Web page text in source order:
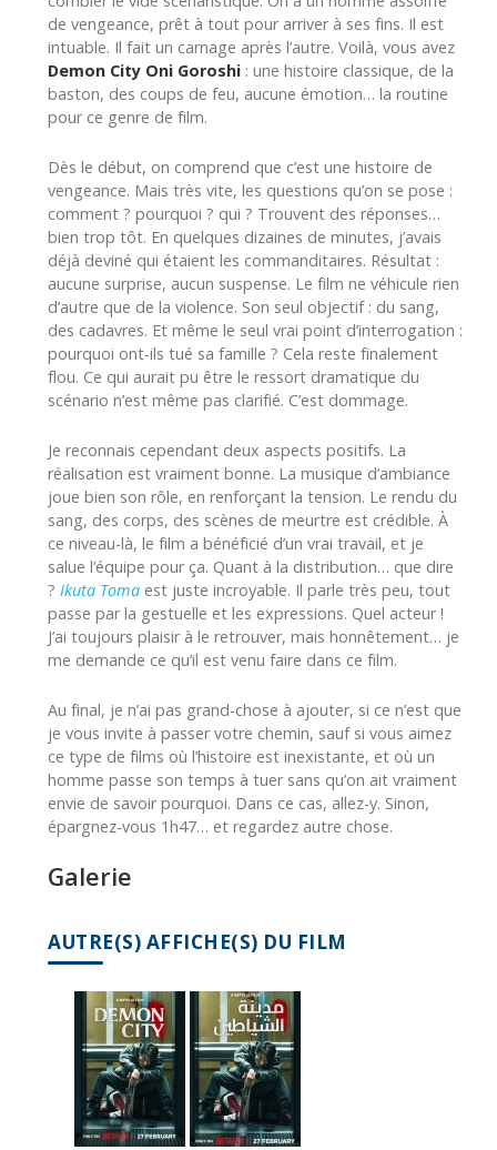
de vengeance, prêt à tout pour arriver à ses fins. Il est
intuable. Il fait un carnage après l’autre. Voilà, vous avez
Demon City Oni Goroshi : une histoire classique, de la
baston, des coups de feu, aucune émotion… la routine
pour ce genre de film.
Dès le début, on comprend que c’est une histoire de
vengeance. Mais très vite, les questions qu’on se pose :
comment ? pourquoi ? qui ? Trouvent des réponses…
bien trop tôt. En quelques dizaines de minutes, j’avais
déjà deviné qui étaient les commanditaires. Résultat :
aucune surprise, aucun suspense. Le film ne véhicule rien
d’autre que de la violence. Son seul objectif : du sang,
des cadavres. Et même le seul vrai point d’interrogation :
pourquoi ont-ils tué sa famille ? Cela reste finalement
flou. Ce qui aurait pu être le ressort dramatique du
scénario n’est même pas clarifié. C’est dommage.
Je reconnais cependant deux aspects positifs. La
réalisation est vraiment bonne. La musique d’ambiance
joue bien son rôle, en renforçant la tension. Le rendu du
sang, des corps, des scènes de meurtre est crédible. À
ce niveau-là, le film a bénéficié d’un vrai travail, et je
salue l’équipe pour ça. Quant à la distribution… que dire
? Ikuta Toma est juste incroyable. Il parle très peu, tout
passe par la gestuelle et les expressions. Quel acteur !
J’ai toujours plaisir à le retrouver, mais honnêtement… je
me demande ce qu’il est venu faire dans ce film.
Au final, je n’ai pas grand-chose à ajouter, si ce n’est que
je vous invite à passer votre chemin, sauf si vous aimez
ce type de films où l’histoire est inexistante, et où un
homme passe son temps à tuer sans qu’on ait vraiment
envie de savoir pourquoi. Dans ce cas, allez-y. Sinon,
épargnez-vous 1h47… et regardez autre chose.
Galerie
AUTRE(S) AFFICHE(S) DU FILM